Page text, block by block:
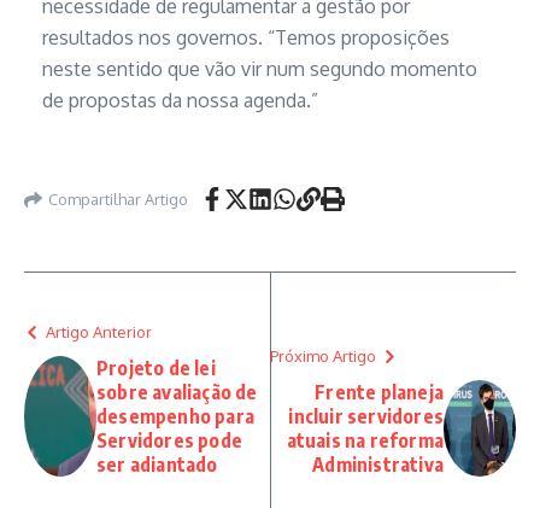
necessidade de regulamentar a gestão por
resultados nos governos. “Temos proposições
neste sentido que vão vir num segundo momento
de propostas da nossa agenda.”
Compartilhar Artigo
Artigo Anterior
Projeto de lei
sobre avaliação de
desempenho para
Servidores pode
ser adiantado
Próximo Artigo
Frente planeja
incluir servidores
atuais na reforma
Administrativa